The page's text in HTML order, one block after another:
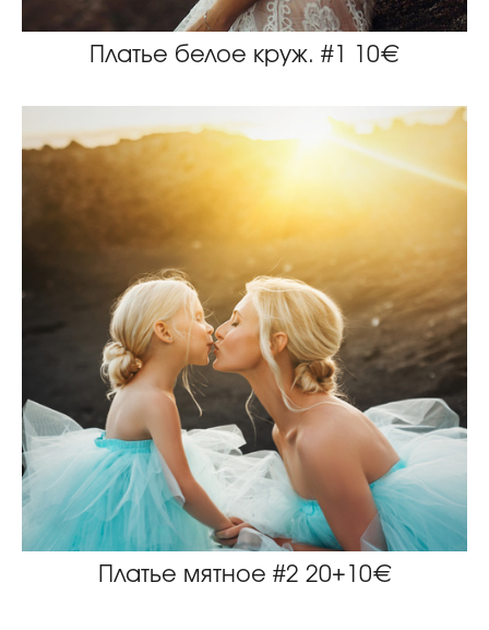
Платье белое круж. #1 10€
Платье мятное #2 20+10€